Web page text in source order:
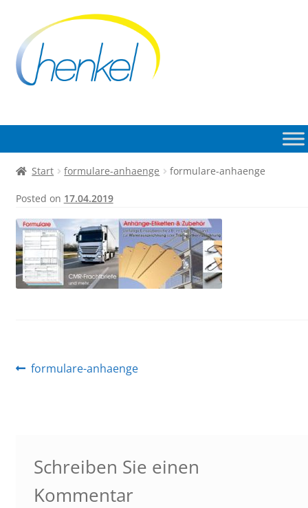
Navigation
springen
Inhalt
springen
Start formulare-anhaenge formulare-anhaenge
Posted on 17.04.2019
Beitragsnavigation
Vorheriger
formulare-anhaenge
Schreiben Sie einen
Kommentar